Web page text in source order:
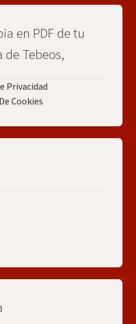
en PDF de tu
de Tebeos,
Privacidad
Cookies